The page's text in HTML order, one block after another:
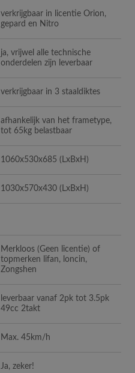
verkrijgbaar in licentie Orion,
gepard en Nitro
ja, vrijwel alle technische
onderdelen zijn leverbaar
verkrijgbaar in 3 staaldiktes
afhankelijk van het frametype,
tot 65kg belastbaar
1060x530x685 (LxBxH)
1030x570x430 (LxBxH)
Merkloos (Geen licentie) of
topmerken lifan, loncin,
Zongshen
leverbaar vanaf 2pk tot 3.5pk
49cc 2takt
Max. 45km/h
Ja, zeker!